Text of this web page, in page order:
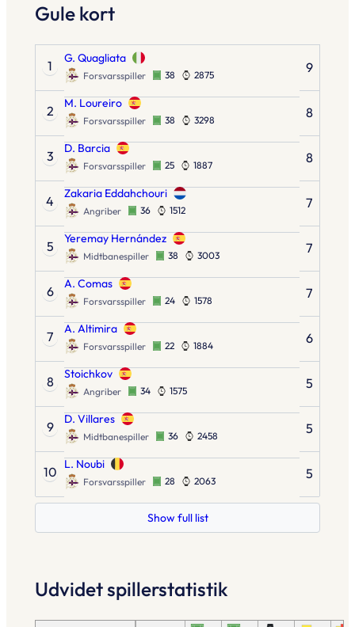
Gule kort
1 G. Quagliata
Forsvarsspiller 38 2875 9
2 M. Loureiro
Forsvarsspiller 38 3298 8
3 D. Barcia
Forsvarsspiller 25 1887 8
4 Zakaria Eddahchouri
Angriber 36 1512 7
5 Yeremay Hernández
Midtbanespiller 38 3003 7
6 A. Comas
Forsvarsspiller 24 1578 7
7 A. Altimira
Forsvarsspiller 22 1884 6
8 Stoichkov
Angriber 34 1575 5
9 D. Villares
Midtbanespiller 36 2458 5
10 L. Noubi
Forsvarsspiller 28 2063 5
Show full list
Udvidet spillerstatistik